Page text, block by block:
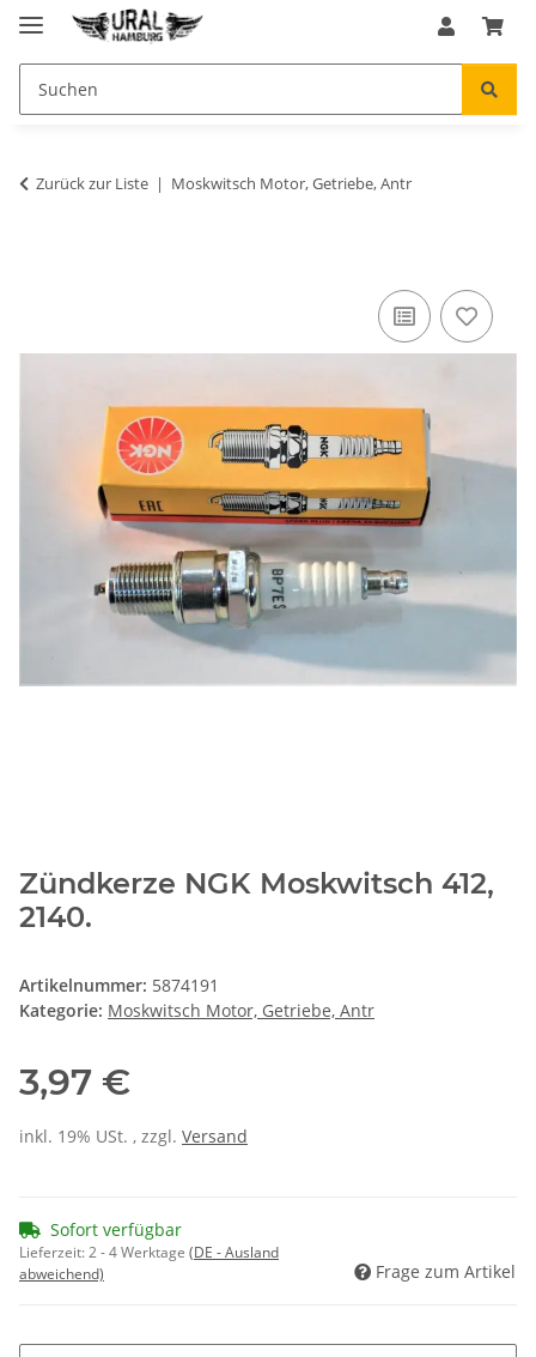
Zurück zur Liste Moskwitsch Motor, Getriebe, Antr
Zündkerze NGK Moskwitsch 412,
2140.
Artikelnummer: 5874191
Kategorie: Moskwitsch Motor, Getriebe, Antr
3,97 €
inkl. 19% USt. , zzgl. Versand
Sofort verfügbar
Lieferzeit:2 - 4 Werktage (DE - Ausland
abweichend)
Frage zum Artikel